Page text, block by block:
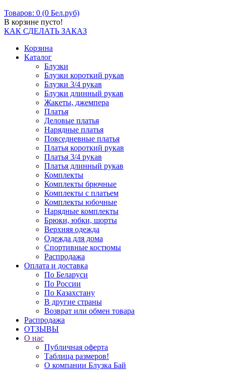
Товаров: 0 (0 Бел.руб)
В корзине пусто!
КАК СДЕЛАТЬ ЗАКАЗ
Корзина
Каталог
Блузки
Блузки короткий рукав
Блузки 3/4 рукав
Блузки длинный рукав
Жакеты, джемпера
Платья
Деловые платья
Нарядные платья
Повседневные платья
Платья короткий рукав
Платья 3/4 рукав
Платья длинный рукав
Комплекты
Комплекты брючные
Комплекты с платьем
Комплекты юбочные
Нарядные комплекты
Брюки, юбки, шорты
Верхняя одежда
Одежда для дома
Спортивные костюмы
Распродажа
Оплата и доставка
По Беларуси
По России
По Казахстану
В другие страны
Возврат или обмен товара
Распродажа
ОТЗЫВЫ
О нас
Публичная оферта
Таблица размеров!
О компании Блузка Бай